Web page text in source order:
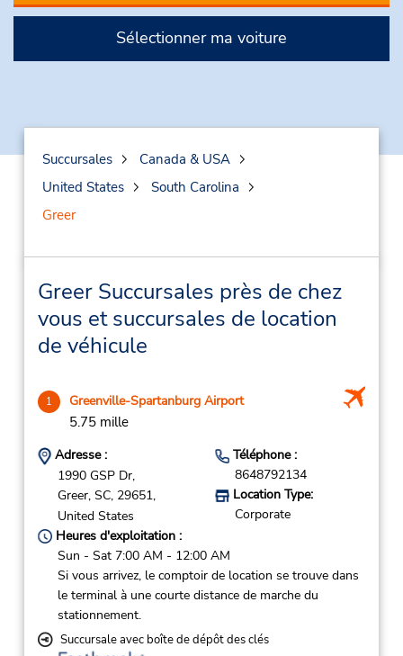
Sélectionner ma voiture
Succursales
Canada & USA
United States
South Carolina
Greer
Greer Succursales près de chez
vous et succursales de location
de véhicule
1 Greenville-Spartanburg Airport
5.75 mille
Adresse :
1990 GSP Dr,
Greer, SC, 29651,
United States
Téléphone :
8648792134
Location Type:
Corporate
Heures d'exploitation :
Sun - Sat 7:00 AM - 12:00 AM
Si vous arrivez, le comptoir de location se trouve dans
le terminal à une courte distance de marche du
stationnement.
Succursale avec boîte de dépôt des clés